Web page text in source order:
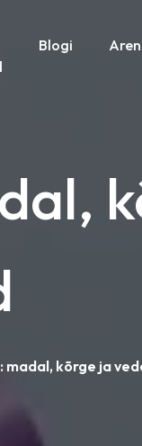
Blogi
kõrge ja